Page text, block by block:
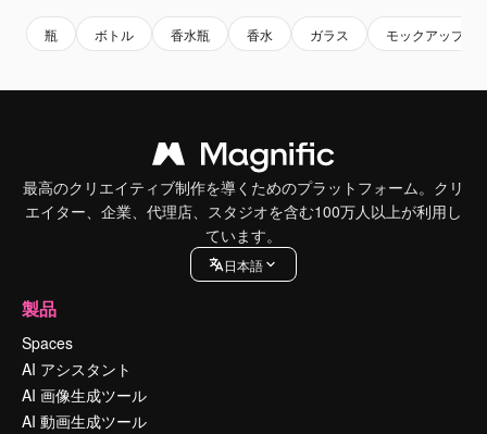
瓶 ボトル 香水瓶 香水 ガラス モックアップ
最高のクリエイティブ制作を導くためのプラットフォーム。クリ
エイター、企業、代理店、スタジオを含む100万人以上が利用し
ています。
日本語
製品
Spaces
AI アシスタント
AI 画像生成ツール
AI 動画生成ツール